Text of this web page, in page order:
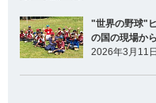
"世界の野球"
の国の現場から
2026年3月11日